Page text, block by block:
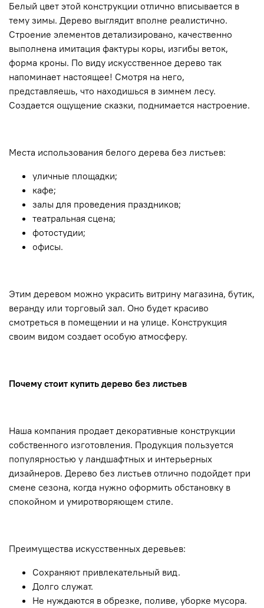
Белый цвет этой конструкции отлично вписывается в
тему зимы. Дерево выглядит вполне реалистично.
Строение элементов детализировано, качественно
выполнена имитация фактуры коры, изгибы веток,
форма кроны. По виду искусственное дерево так
напоминает настоящее! Смотря на него,
представляешь, что находишься в зимнем лесу.
Создается ощущение сказки, поднимается настроение.
Места использования белого дерева без листьев:
уличные площадки;
кафе;
залы для проведения праздников;
театральная сцена;
фотостудии;
офисы.
Этим деревом можно украсить витрину магазина, бутик,
веранду или торговый зал. Оно будет красиво
смотреться в помещении и на улице. Конструкция
своим видом создает особую атмосферу.
Почему стоит купить дерево без листьев
Наша компания продает декоративные конструкции
собственного изготовления. Продукция пользуется
популярностью у ландшафтных и интерьерных
дизайнеров. Дерево без листьев отлично подойдет при
смене сезона, когда нужно оформить обстановку в
спокойном и умиротворяющем стиле.
Преимущества искусственных деревьев:
Сохраняют привлекательный вид.
Долго служат.
Не нуждаются в обрезке, поливе, уборке мусора.